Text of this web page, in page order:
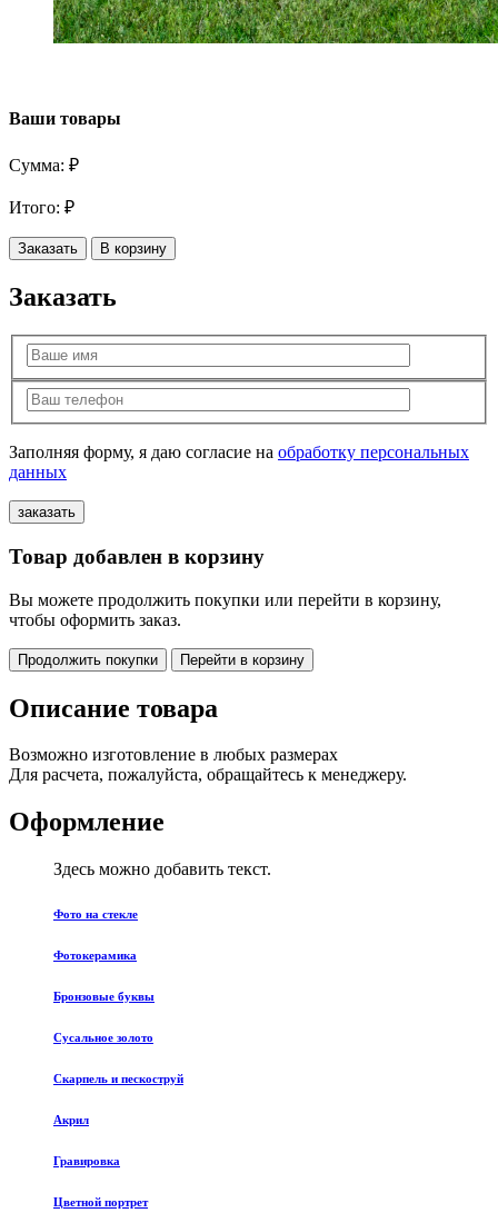
Ваши товары
Сумма: ₽
Итого: ₽
Заказать В корзину
Заказать
Заполняя форму, я даю согласие на обработку персональных
данных
Товар добавлен в корзину
Вы можете продолжить покупки или перейти в корзину,
чтобы оформить заказ.
Продолжить покупки Перейти в корзину
Описание товара
Возможно изготовление в любых размерах
Для расчета, пожалуйста, обращайтесь к менеджеру.
Оформление
Здесь можно добавить текст.
Фото на стекле
Фотокерамика
Бронзовые буквы
Сусальное золото
Скарпель и пескоструй
Акрил
Гравировка
Цветной портрет